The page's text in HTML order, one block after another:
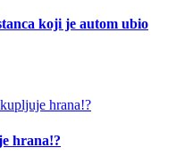
koji je autom ubio
hrana!?